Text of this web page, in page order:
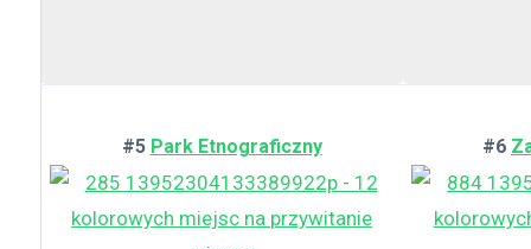
#5 Park Etnograficzny #6